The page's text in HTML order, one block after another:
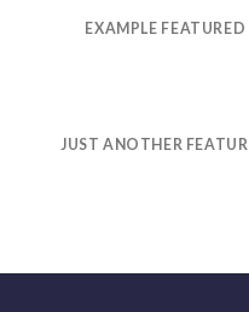
EXAMPLE
JUST ANOTHER